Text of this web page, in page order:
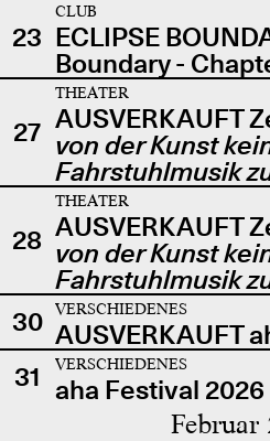
23
CLUB
ECLIPSE
Boundary -
27
THEATER
AUSVERKAUFT
von der Kunst
Fahrstuhlmusik
28
THEATER
AUSVERKAUFT
von der Kunst
Fahrstuhlmusik
30
VERSCHIEDENES
AUSVERKAUFT
31
VERSCHIEDENES
aha Festival 2026
Februar